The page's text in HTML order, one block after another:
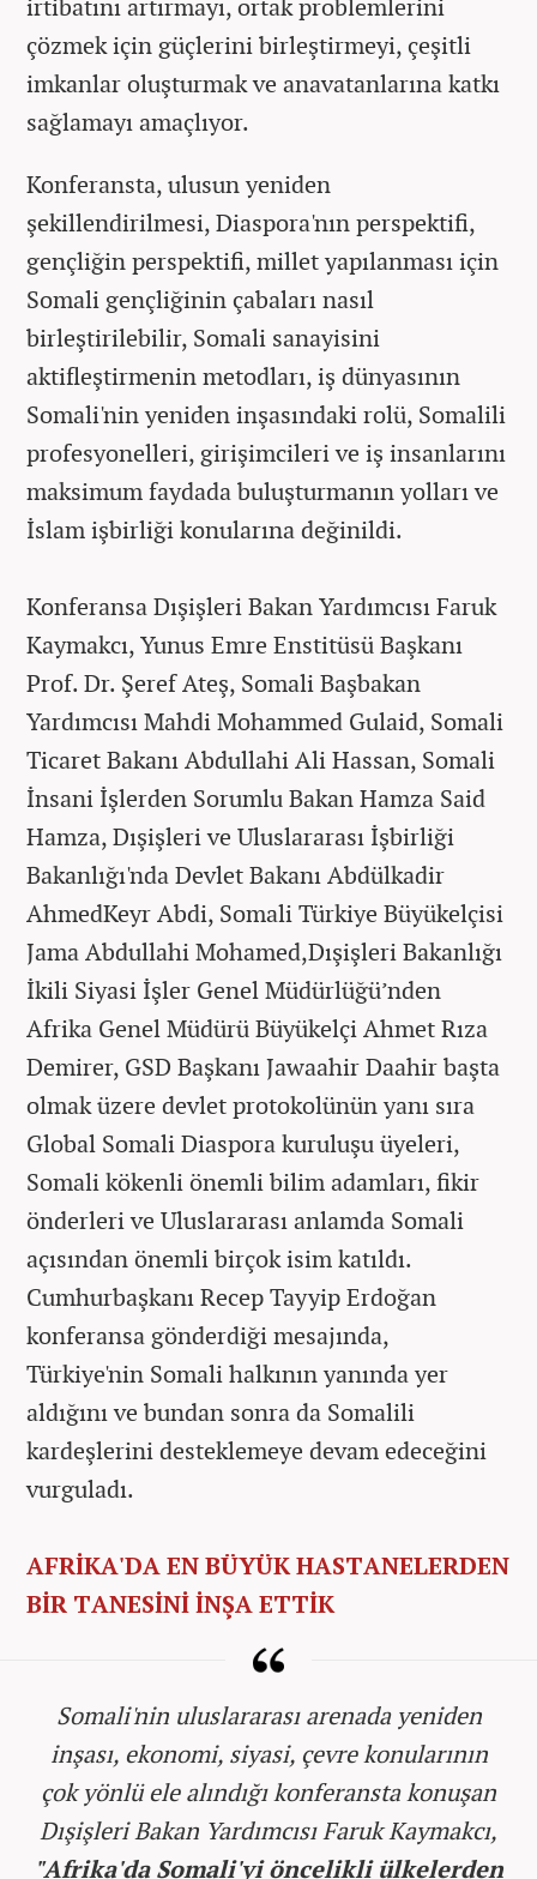
çözmek için güçlerini birleştirmeyi, çeşitli
imkanlar oluşturmak ve anavatanlarına katkı
sağlamayı amaçlıyor.
Konferansta, ulusun yeniden
şekillendirilmesi, Diaspora'nın perspektifi,
gençliğin perspektifi, millet yapılanması için
Somali gençliğinin çabaları nasıl
birleştirilebilir, Somali sanayisini
aktifleştirmenin metodları, iş dünyasının
Somali'nin yeniden inşasındaki rolü, Somalili
profesyonelleri, girişimcileri ve iş insanlarını
maksimum faydada buluşturmanın yolları ve
İslam işbirliği konularına değinildi.
Konferansa Dışişleri Bakan Yardımcısı Faruk
Kaymakcı, Yunus Emre Enstitüsü Başkanı
Prof. Dr. Şeref Ateş, Somali Başbakan
Yardımcısı Mahdi Mohammed Gulaid, Somali
Ticaret Bakanı Abdullahi Ali Hassan, Somali
İnsani İşlerden Sorumlu Bakan Hamza Said
Hamza, Dışişleri ve Uluslararası İşbirliği
Bakanlığı'nda Devlet Bakanı Abdülkadir
AhmedKeyr Abdi, Somali Türkiye Büyükelçisi
Jama Abdullahi Mohamed,Dışişleri Bakanlığı
İkili Siyasi İşler Genel Müdürlüğü’nden
Afrika Genel Müdürü Büyükelçi Ahmet Rıza
Demirer, GSD Başkanı Jawaahir Daahir başta
olmak üzere devlet protokolünün yanı sıra
Global Somali Diaspora kuruluşu üyeleri,
Somali kökenli önemli bilim adamları, fikir
önderleri ve Uluslararası anlamda Somali
açısından önemli birçok isim katıldı.
Cumhurbaşkanı Recep Tayyip Erdoğan
konferansa gönderdiği mesajında,
Türkiye'nin Somali halkının yanında yer
aldığını ve bundan sonra da Somalili
kardeşlerini desteklemeye devam edeceğini
vurguladı.
AFRİKA'DA EN BÜYÜK HASTANELERDEN
BİR TANESİNİ İNŞA ETTİK
Somali'nin uluslararası arenada yeniden
inşası, ekonomi, siyasi, çevre konularının
çok yönlü ele alındığı konferansta konuşan
Dışişleri Bakan Yardımcısı Faruk Kaymakcı,
"Afrika'da Somali'yi öncelikli ülkelerden